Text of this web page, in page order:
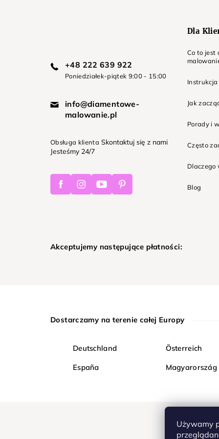
Używamy
+48 222 639 922
Poniedziałek-piątek 9:00 - 15:00
info@diamentowe-
malowanie.pl
Obsługa klienta Skontaktuj się z nami
Jesteśmy 24/7
FacebookInstagramYoutubePinterest
Dla
Co to jest
Jak
Porady i
Często
Dlaczego
Blog
Akceptujemy następujące płatności:
Dostarczamy na terenie całej Europy
Deutschland Österreich
España Magyarország